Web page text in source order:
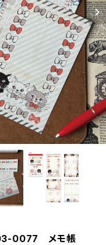
0077 メモ帳